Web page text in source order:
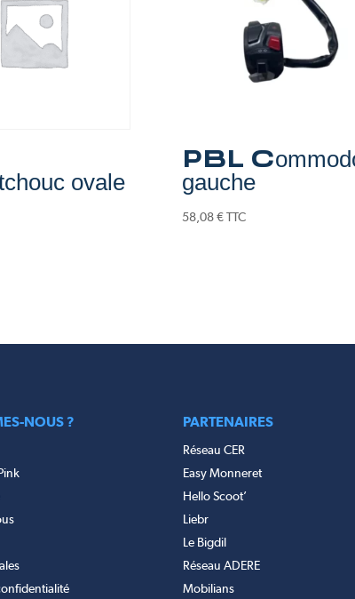
ovale
PBL
gauche
58,08€TTC
NOUS ? PARTENAIRES
Réseau CER
Easy Monneret
Hello Scoot’
Liebr
Le Bigdil
Réseau ADERE
Mobilians